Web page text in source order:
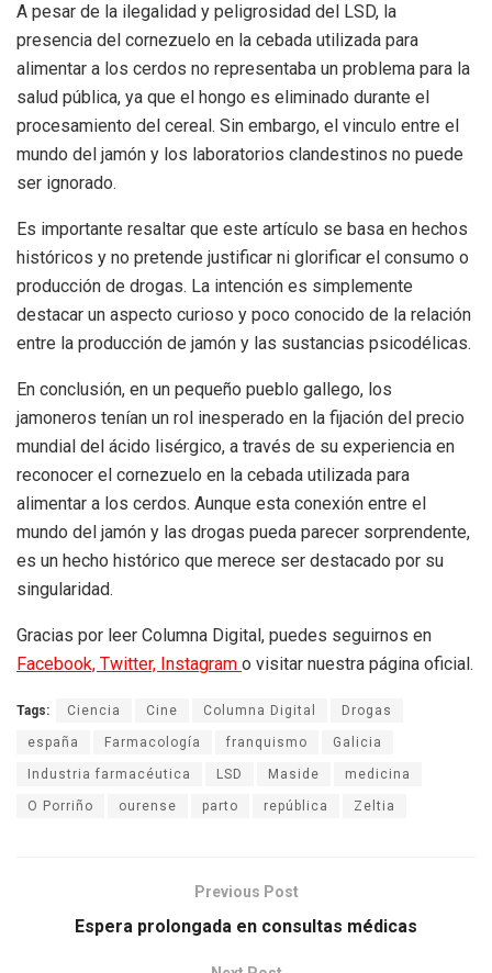
A pesar de la ilegalidad y peligrosidad del LSD, la
presencia del cornezuelo en la cebada utilizada para
alimentar a los cerdos no representaba un problema para la
salud pública, ya que el hongo es eliminado durante el
procesamiento del cereal. Sin embargo, el vinculo entre el
mundo del jamón y los laboratorios clandestinos no puede
ser ignorado.
Es importante resaltar que este artículo se basa en hechos
históricos y no pretende justificar ni glorificar el consumo o
producción de drogas. La intención es simplemente
destacar un aspecto curioso y poco conocido de la relación
entre la producción de jamón y las sustancias psicodélicas.
En conclusión, en un pequeño pueblo gallego, los
jamoneros tenían un rol inesperado en la fijación del precio
mundial del ácido lisérgico, a través de su experiencia en
reconocer el cornezuelo en la cebada utilizada para
alimentar a los cerdos. Aunque esta conexión entre el
mundo del jamón y las drogas pueda parecer sorprendente,
es un hecho histórico que merece ser destacado por su
singularidad.
Gracias por leer Columna Digital, puedes seguirnos en
Facebook, Twitter, Instagram o visitar nuestra página oficial.
Tags: Ciencia Cine Columna Digital Drogas
españa Farmacología franquismo Galicia
Industria farmacéutica LSD Maside medicina
O Porriño ourense parto república Zeltia
Previous Post
Espera prolongada en consultas médicas